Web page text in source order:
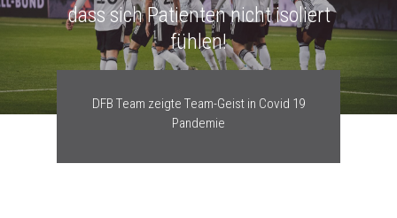
dass sich Patienten nicht isoliert
fühlen!
DFB Team zeigte Team-Geist in Covid 19
Pandemie